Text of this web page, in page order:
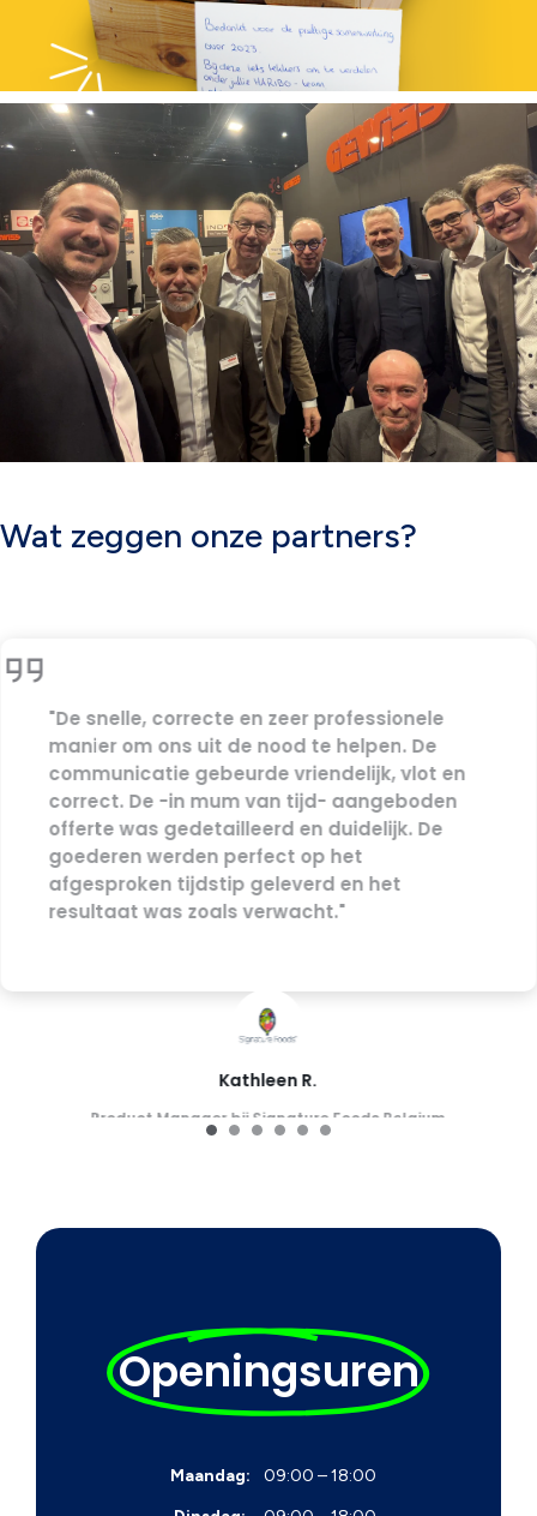
Wat zeggen onze partners?
Kathleen R.
Product Manager bij Signature Foods Belgium
"De snelle, correcte en zeer professionele
manier om ons uit de nood te helpen. De
communicatie gebeurde vriendelijk, vlot en
correct. De -in mum van tijd- aangeboden
offerte was gedetailleerd en duidelijk. De
goederen werden perfect op het
afgesproken tijdstip geleverd en het
resultaat was zoals verwacht."
Openingsuren
Maandag:
09:00 – 18:00